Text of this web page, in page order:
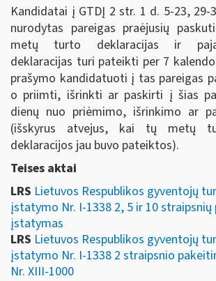
Kandidatai į GTDĮ 2 str. 1 d. 5-23, 29-
nurodytas pareigas praėjusių
metų turto deklaracijas ir
deklaracijas turi pateikti per 7
prašymo kandidatuoti į tas pareigas
o priimti, išrinkti ar paskirti į šias
dienų nuo priėmimo, išrinkimo ar
(išskyrus atvejus, kai tų metų
deklaracijos jau buvo pateiktos).
Teises aktai
LRS Lietuvos Respublikos gyventojų
įstatymo Nr. I-1338 2, 5 ir 10
įstatymas
LRS Lietuvos Respublikos gyventojų
įstatymo Nr. I-1338 2 straipsnio
Nr. XIII-1000